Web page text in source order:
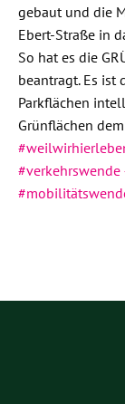
gebaut und die
Ebert-Straße in
So hat es die
beantragt. Es ist
Parkflächen
Grünflächen
#verkehrswende